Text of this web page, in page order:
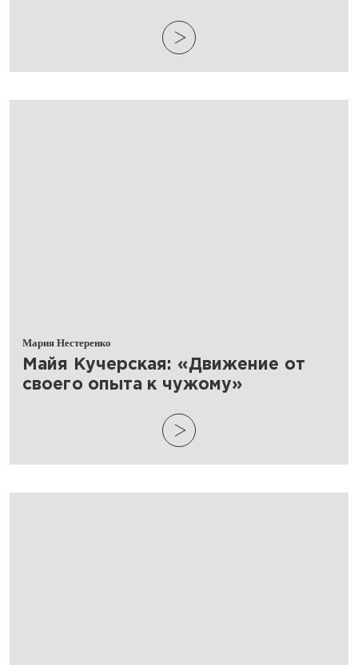
Мария Нестеренко
​Майя Кучерская: «Движение от
своего опыта к чужому»